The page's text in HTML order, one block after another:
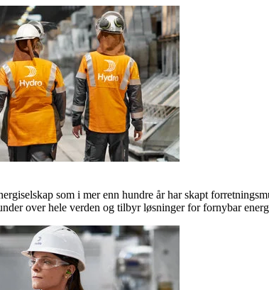
som i mer enn hundre år har skapt
over hele verden og tilbyr løsninger for fornybar